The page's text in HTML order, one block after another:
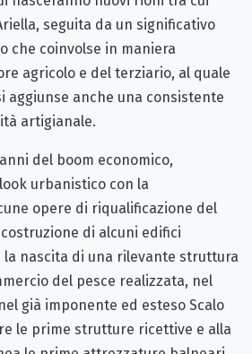
seguita da un significativo
che coinvolse in maniera
agricolo e del terziario, al quale
aggiunse anche una consistente
artigianale.
anni del boom economico,
urbanistico con la
opere di riqualificazione del
di alcuni edifici
la nascita di una rilevante struttura
del pesce realizzata, nel
già imponente ed esteso Scalo
le prime strutture ricettive e alla